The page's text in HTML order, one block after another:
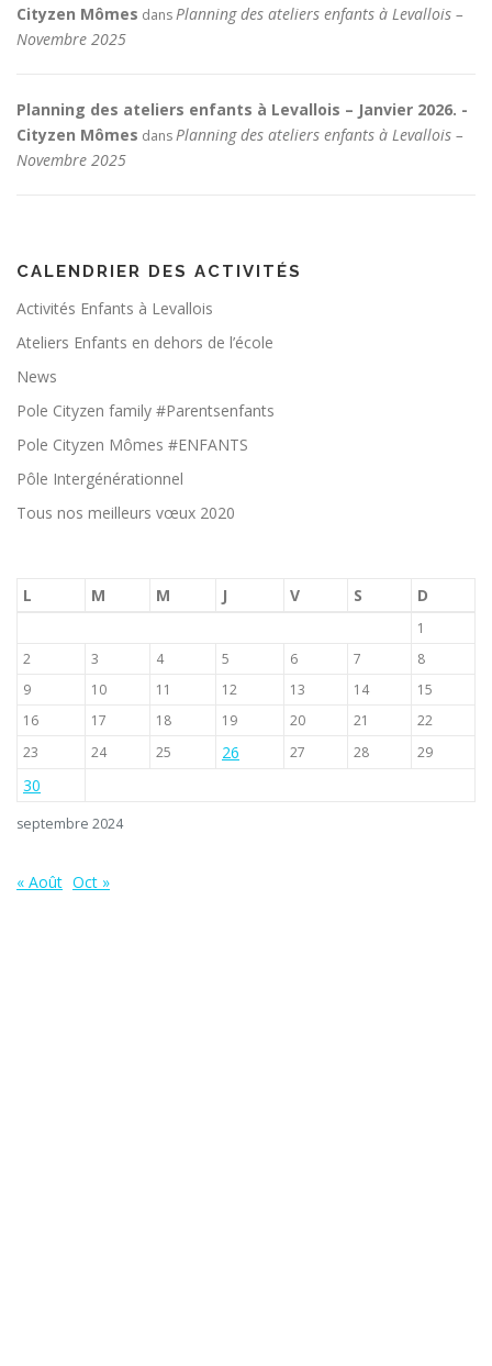
Cityzen Mômes dans Planning des ateliers enfants à Levallois –
Novembre 2025
Planning des ateliers enfants à Levallois – Janvier 2026. -
Cityzen Mômes dans Planning des ateliers enfants à Levallois –
Novembre 2025
CALENDRIER DES ACTIVITÉS
Activités Enfants à Levallois
Ateliers Enfants en dehors de l’école
News
Pole Cityzen family #Parentsenfants
Pole Cityzen Mômes #ENFANTS
Pôle Intergénérationnel
Tous nos meilleurs vœux 2020
septembre 2024
L M M J V S D
1
2
3 4 5 6 7
8
9
10 11 12 13 14
15
16
17 18 19 20 21
22
23
24 25 26 27 28 29
30
« Août Oct »